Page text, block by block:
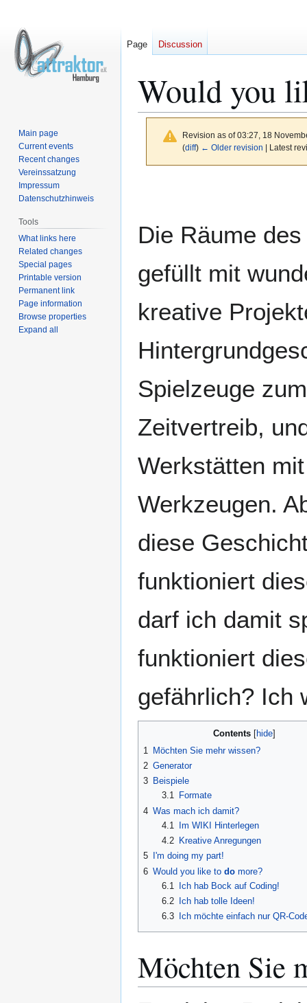
Would you
Revision as of 03:27, 18
(diff) ← Older revision | Latest
Die Räume
gefüllt mit
kreative
Spielzeuge
Zeitvertreib,
Werkstätten
Werkzeugen.
diese
funktioniert
darf ich damit
funktioniert
gefährlich? Ich
Contents
1
Möchten Sie mehr wissen?
2 Generator
3 Beispiele
3.1
Formate
4 Was mach ich damit?
4.1
Im WIKI Hinterlegen
4.2
Kreative Anregungen
5
I'm doing my part!
6 Would you like to do more?
6.1
Ich hab Bock auf Coding!
6.2
Ich hab tolle Ideen!
6.3
Ich möchte einfach nur QR-
Möchten Sie
Page Discussion
Main page
Current events
Recent changes
Vereinssatzung
Impressum
Datenschutzhinweis
Tools
What links here
Related changes
Special pages
Printable version
Permanent link
Page information
Browse properties
Expand all